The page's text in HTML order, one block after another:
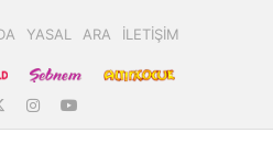
YASAL ARA İLETİŞİM